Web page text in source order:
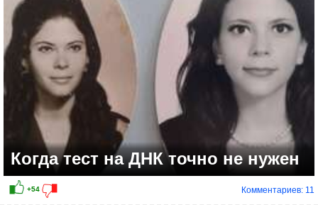
Когда тест на ДНК точно не нужен
Комментариев: 11